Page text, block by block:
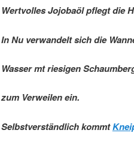
Wertvolles Jojobaöl pflegt die
In Nu verwandelt sich die
Wasser mt riesigen
zum Verweilen ein.
Selbstverständlich kommt